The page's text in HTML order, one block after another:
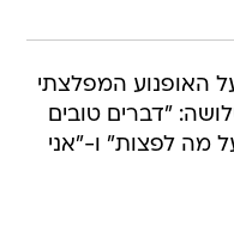
האופנוע המפלצתי
"דברים טובים
מה לפצות" ו-"אני